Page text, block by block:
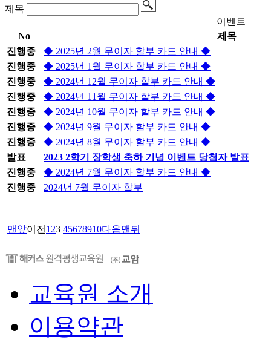
제목
이벤트
No
제목
진행중
◆ 2025년 2월 무이자 할부 카드 안내 ◆
진행중
◆ 2025년 1월 무이자 할부 카드 안내 ◆
진행중
◆ 2024년 12월 무이자 할부 카드 안내 ◆
진행중
◆ 2024년 11월 무이자 할부 카드 안내 ◆
진행중
◆ 2024년 10월 무이자 할부 카드 안내 ◆
진행중
◆ 2024년 9월 무이자 할부 카드 안내 ◆
진행중
◆ 2024년 8월 무이자 할부 카드 안내 ◆
발표
2023 2학기 장학생 축하 기념 이벤트 당첨자 발표
진행중
◆ 2024년 7월 무이자 할부 카드 안내 ◆
진행중
2024년 7월 무이자 할부
맨앞이전 1 23 45678910다음맨뒤
교육원 소개
이용약관